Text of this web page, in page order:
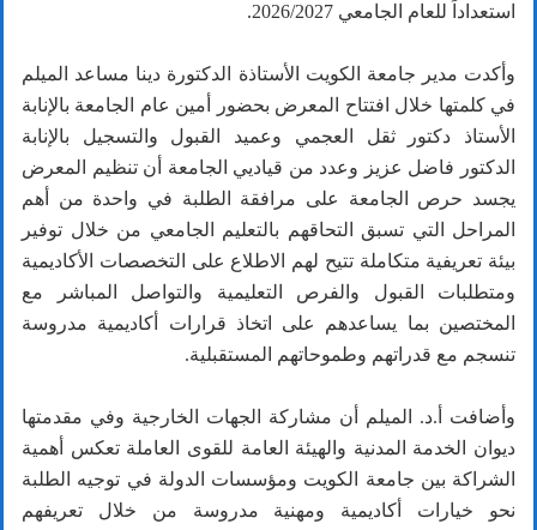
استعداداً للعام الجامعي 2026/2027.
وأكدت مدير جامعة الكويت الأستاذة الدكتورة دينا مساعد الميلم
في كلمتها خلال افتتاح المعرض بحضور أمين عام الجامعة بالإنابة
الأستاذ دكتور ثقل العجمي وعميد القبول والتسجيل بالإنابة
الدكتور فاضل عزيز وعدد من قياديي الجامعة أن تنظيم المعرض
يجسد حرص الجامعة على مرافقة الطلبة في واحدة من أهم
المراحل التي تسبق التحاقهم بالتعليم الجامعي من خلال توفير
بيئة تعريفية متكاملة تتيح لهم الاطلاع على التخصصات الأكاديمية
ومتطلبات القبول والفرص التعليمية والتواصل المباشر مع
المختصين بما يساعدهم على اتخاذ قرارات أكاديمية مدروسة
تنسجم مع قدراتهم وطموحاتهم المستقبلية.
وأضافت أ.د. الميلم أن مشاركة الجهات الخارجية وفي مقدمتها
ديوان الخدمة المدنية والهيئة العامة للقوى العاملة تعكس أهمية
الشراكة بين جامعة الكويت ومؤسسات الدولة في توجيه الطلبة
نحو خيارات أكاديمية ومهنية مدروسة من خلال تعريفهم